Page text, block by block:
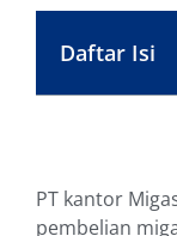
Daftar Isi
PT kantor
pembelian